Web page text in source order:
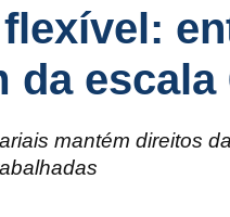
da escala
mantém direitos